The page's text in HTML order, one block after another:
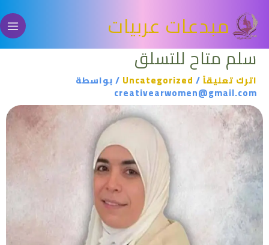
إلى
المحتوىمبدعات عربيات
سلم متاح للتسلق
اترك تعليقاً/
Uncategorized / بواسطة
creativearwomen@gmail.com